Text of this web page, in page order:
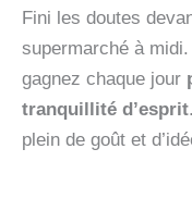
Fini les doutes
supermarché à
gagnez chaque jour
tranquillité d’esprit
plein de goût et